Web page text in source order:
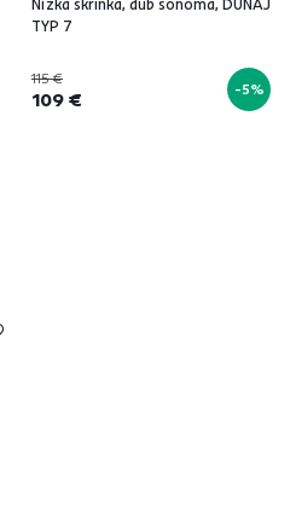
TYP 7
115 €
109 € -5%